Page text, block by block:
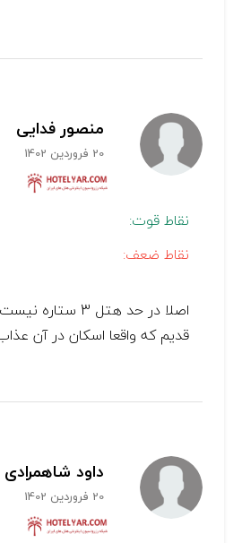
منصور فدایی
20 فروردین 1402
نقاط قوت:
نقاط ضعف:
اصلا در حد هتل 3
قدیم که واقعا اسکان در آن
داود شاهمرادی
20 فروردین 1402